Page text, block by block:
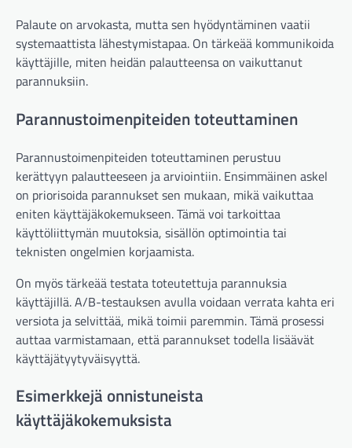
Palaute on arvokasta, mutta sen hyödyntäminen vaatii
systemaattista lähestymistapaa. On tärkeää kommunikoida
käyttäjille, miten heidän palautteensa on vaikuttanut
parannuksiin.
Parannustoimenpiteiden toteuttaminen
Parannustoimenpiteiden toteuttaminen perustuu
kerättyyn palautteeseen ja arviointiin. Ensimmäinen askel
on priorisoida parannukset sen mukaan, mikä vaikuttaa
eniten käyttäjäkokemukseen. Tämä voi tarkoittaa
käyttöliittymän muutoksia, sisällön optimointia tai
teknisten ongelmien korjaamista.
On myös tärkeää testata toteutettuja parannuksia
käyttäjillä. A/B-testauksen avulla voidaan verrata kahta eri
versiota ja selvittää, mikä toimii paremmin. Tämä prosessi
auttaa varmistamaan, että parannukset todella lisäävät
käyttäjätyytyväisyyttä.
Esimerkkejä onnistuneista
käyttäjäkokemuksista